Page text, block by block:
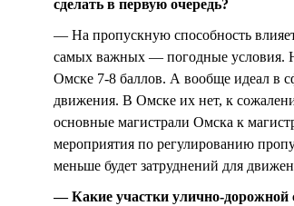
сделать в первую очередь?
— На пропускную способность
самых важных — погодные условия.
Омске 7-8 баллов. А вообще идеал в
движения. В Омске их нет, к
основные магистрали Омска к
мероприятия по регулированию
меньше будет затруднений для
— Какие участки улично-дорожной